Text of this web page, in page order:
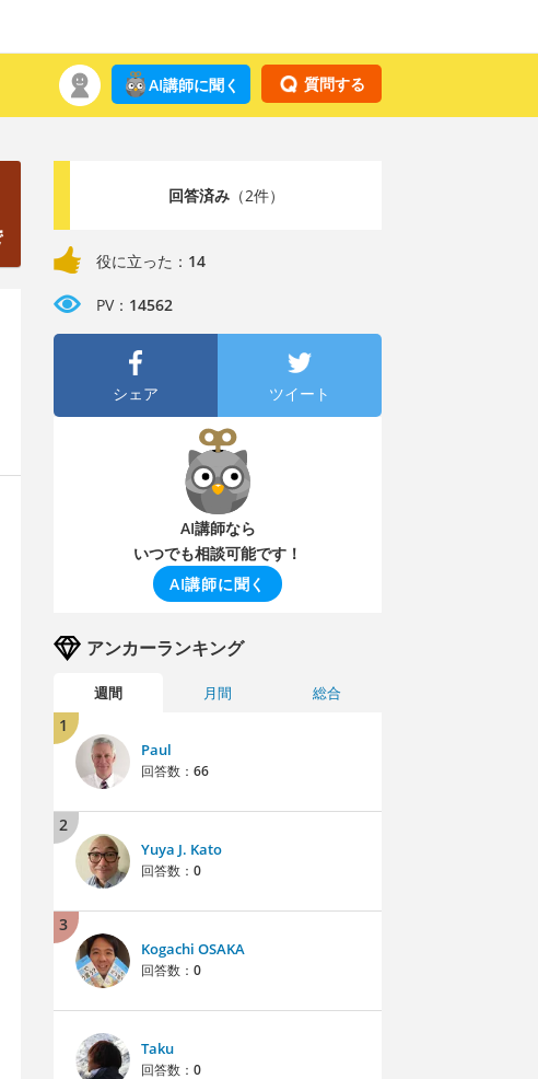
質問する
AI講師に聞く
回答済み（2件）
役に立った： 14
PV： 14562
シェア ツイート
AI講師なら
いつでも相談可能です！
AI講師に聞く
アンカーランキング
週間 月間 総合
1
Paul
回答数： 66
2
Yuya J. Kato
回答数： 0
3
Kogachi OSAKA
回答数： 0
Taku
回答数： 0